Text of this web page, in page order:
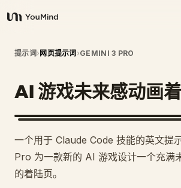
YouMind
概览
使用案例
提示词
提示词› 网页提示词 ›GEMINI 3 PRO
AI 游戏未来感动画
一个用于 Claude Code 技能的英文提
Pro 为一款新的 AI 游戏设计一个充满
的着陆页。